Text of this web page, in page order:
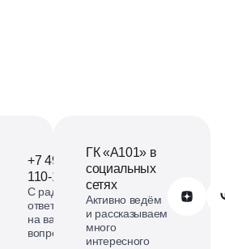
+7 499
110-18-73
С радостью
ответим
на ваши
вопросы
Обратиться в А101
ГК «А101» в
социальных
сетях
Активно ведём
и рассказываем
много
интересного